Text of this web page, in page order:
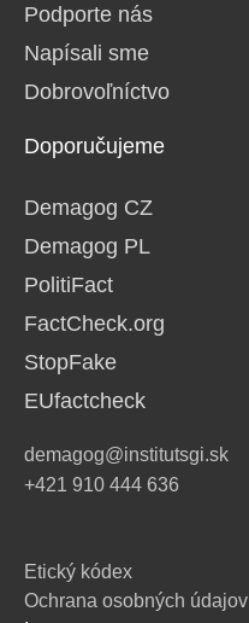
Podporte nás
Napísali sme
Dobrovoľníctvo
Doporučujeme
Demagog CZ
Demagog PL
PolitiFact
FactCheck.org
StopFake
EUfactcheck
demagog@institutsgi.sk
+421 910 444 636
Etický kódex
Ochrana osobných údajov